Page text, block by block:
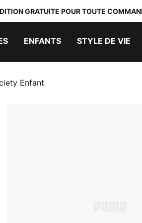
GRATUITE POUR TOUTE
ENFANTS STYLE DE VIE
Enfant